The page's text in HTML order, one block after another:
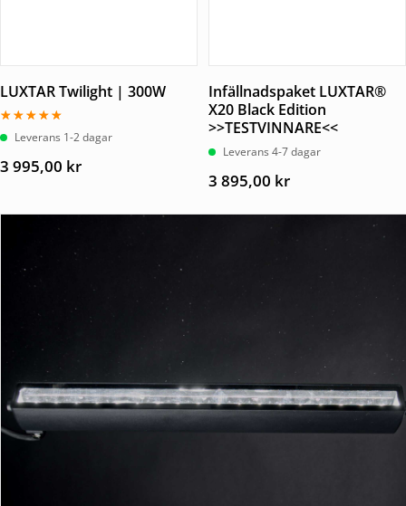
LUXTAR Twilight | 300W
Betygsatt
4.67Leverans 1-2 dagar
3 995,00 kr
Infällnadspaket LUXTAR®
X20 Black Edition
>>TESTVINNARE<<
Leverans 4-7 dagar
3 895,00 kr